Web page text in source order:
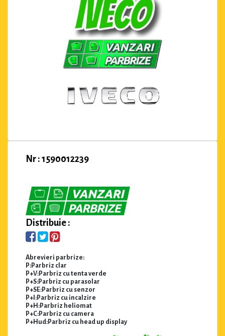
Nr : 1590012239
Distribuie :
Abrevieri parbrize:
P:Parbriz clar
P+V:Parbriz cu tenta verde
P+S:Parbriz cu parasolar
P+SE:Parbriz cu senzor
P+I:Parbriz cu incalzire
P+H:Parbriz heliomat
P+C:Parbriz cu camera
P+Hud:Parbriz cu head up display